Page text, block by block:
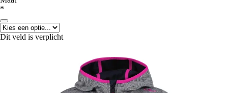
*
Dit veld is verplicht